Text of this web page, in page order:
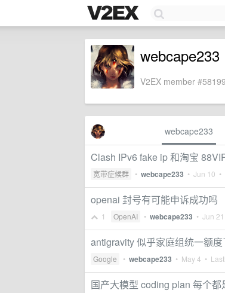
webcape233
V2EX member
webcape233
Clash IPv6 fake ip 和淘宝
宽带症候群 • webcape233 • Jun 10
openai 封号有可能申诉成功吗
1 OpenAI • webcape233 • Jun 21
antigravity 似乎家庭组统一额度
Google • webcape233 • May 4 •
国产大模型 coding plan 每个都